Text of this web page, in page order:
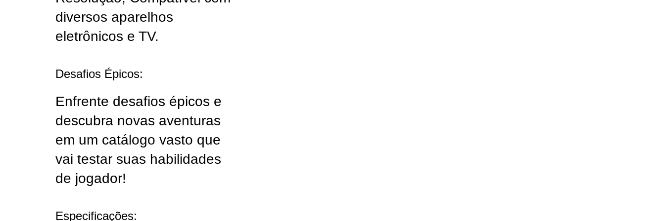
diversos aparelhos
eletrônicos e TV.
Desafios Épicos:
Enfrente desafios épicos e
descubra novas aventuras
em um catálogo vasto que
vai testar suas habilidades
de jogador!
Especificações: